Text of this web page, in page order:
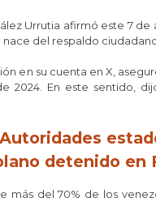
Urrutia afirmó este 7
del respaldo
en su cuenta en X,
2024. En este sentido,
Autoridades estad
detenido en
más del 70% de los